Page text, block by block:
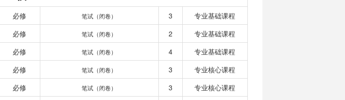
必修 笔试（闭卷） 3
专业基础课程
必修 笔试（闭卷） 2
专业基础课程
必修 笔试（闭卷） 4
专业基础课程
必修 笔试（闭卷） 3
专业核心课程
必修 笔试（闭卷） 3
专业核心课程